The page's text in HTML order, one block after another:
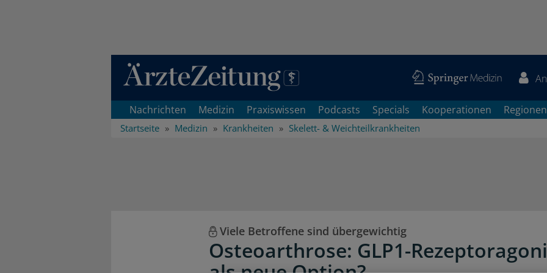
Direkt zum Inhaltsbereich
Nachrichten Medizin Praxiswissen Podcasts Specials Kooperationen Regionen
Startseite Medizin Krankheiten Skelett- & Weichteilkrankheiten
Viele Betroffene sind übergewichtig
Osteoarthrose: GLP1-